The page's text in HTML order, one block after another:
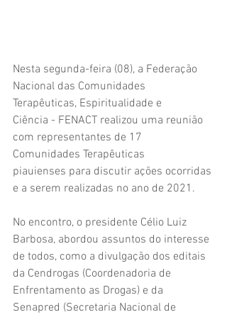
Nesta segunda-feira (08), a Federação
Nacional das Comunidades
Terapêuticas, Espiritualidade e
Ciência - FENACT realizou uma reunião
com representantes de 17
Comunidades Terapêuticas
piauienses para discutir ações ocorridas
e a serem realizadas no ano de 2021.
No encontro, o presidente Célio Luiz
Barbosa, abordou assuntos do interesse
de todos, como a divulgação dos editais
da Cendrogas (Coordenadoria de
Enfrentamento as Drogas) e da
Senapred (Secretaria Nacional de